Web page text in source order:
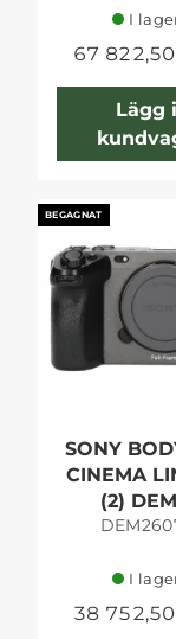
I
67 822,50
Lägg i
BEGAGNAT
SONY
CINEMA
(2)
I
38 752,50